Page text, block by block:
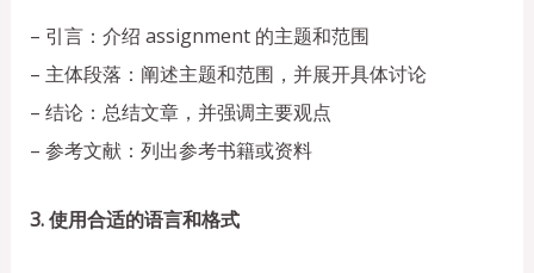
– 引言：介绍 assignment 的主题和范围
– 主体段落：阐述主题和范围，并展开具体讨论
– 结论：总结文章，并强调主要观点
– 参考文献：列出参考书籍或资料
3. 使用合适的语言和格式